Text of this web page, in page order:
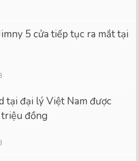
5 cửa tiếp tục ra mắt tại
tại đại lý Việt Nam được
đồng